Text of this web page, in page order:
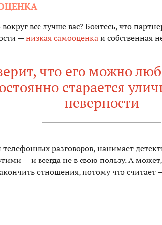
все лучше вас? Боитесь, что
—низкая самооценкаи собственная
что его можно
старается
неверности
разговоров, нанимает
— и всегда не в свою пользу. А
отношения, потому что считает